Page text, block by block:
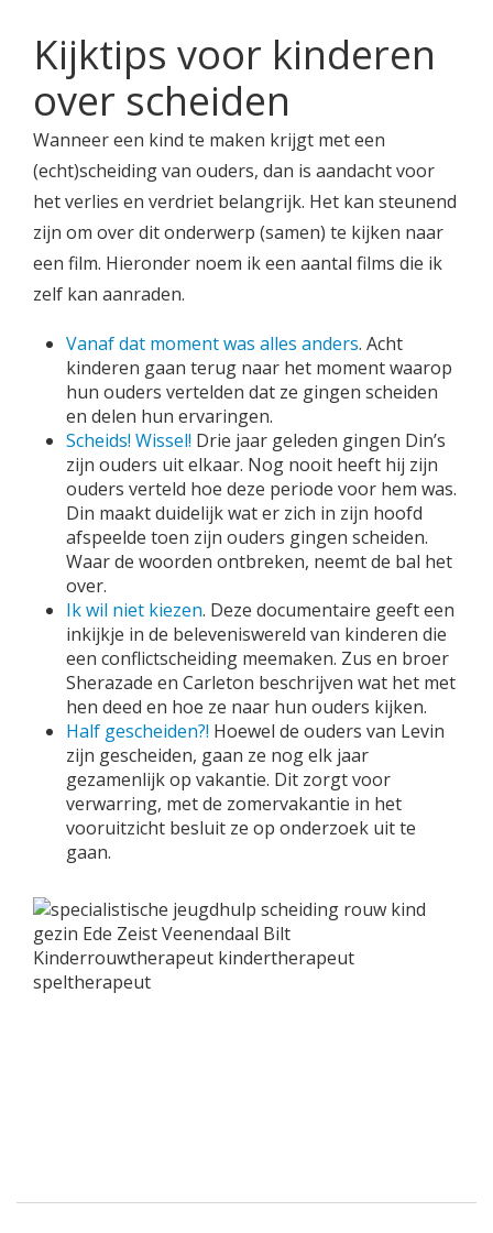
Kijktips voor kinderen
over scheiden
Wanneer een kind te maken krijgt met een
(echt)scheiding van ouders, dan is aandacht voor
het verlies en verdriet belangrijk. Het kan steunend
zijn om over dit onderwerp (samen) te kijken naar
een film. Hieronder noem ik een aantal films die ik
zelf kan aanraden.
Vanaf dat moment was alles anders. Acht
kinderen gaan terug naar het moment waarop
hun ouders vertelden dat ze gingen scheiden
en delen hun ervaringen.
Scheids! Wissel! Drie jaar geleden gingen Din’s
zijn ouders uit elkaar. Nog nooit heeft hij zijn
ouders verteld hoe deze periode voor hem was.
Din maakt duidelijk wat er zich in zijn hoofd
afspeelde toen zijn ouders gingen scheiden.
Waar de woorden ontbreken, neemt de bal het
over.
Ik wil niet kiezen. Deze documentaire geeft een
inkijkje in de beleveniswereld van kinderen die
een conflictscheiding meemaken. Zus en broer
Sherazade en Carleton beschrijven wat het met
hen deed en hoe ze naar hun ouders kijken.
Half gescheiden?! Hoewel de ouders van Levin
zijn gescheiden, gaan ze nog elk jaar
gezamenlijk op vakantie. Dit zorgt voor
verwarring, met de zomervakantie in het
vooruitzicht besluit ze op onderzoek uit te
gaan.